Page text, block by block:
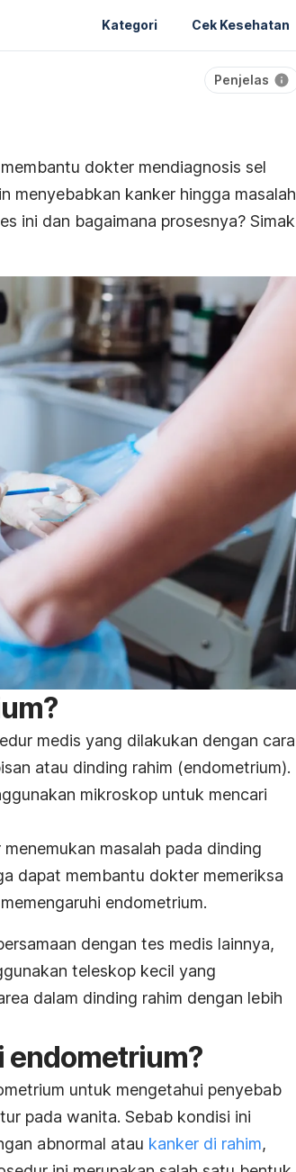
Kategori Cek Kesehatan
Penjelas
dokter mendiagnosis sel
menyebabkan kanker hingga masalah
ini dan bagaimana prosesnya? Simak
medis yang dilakukan dengan cara
atau dinding rahim (endometrium).
mikroskop untuk mencari
masalah pada dinding
dapat membantu dokter memeriksa
endometrium.
dengan tes medis lainnya,
teleskop kecil yang
dalam dinding rahim dengan lebih
endometrium?
untuk mengetahui penyebab
pada wanita. Sebab kondisi ini
abnormal atau kanker di rahim,